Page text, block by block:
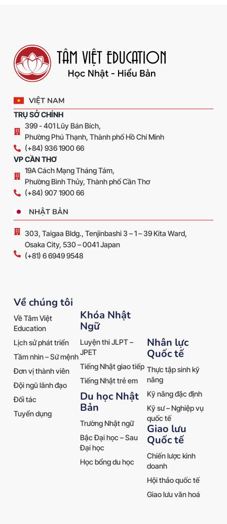
VIỆT NAM
TRỤ SỞ CHÍNH
399 - 401 Lũy Bán Bích,
Phường Phú Thạnh, Thành phố Hồ Chí Minh
(+84) 936 1900 66
VP CẦN THƠ
19A Cách Mạng Tháng Tám,
Phường Bình Thủy, Thành phố Cần Thơ
(+84) 907 1900 66
NHẬT BẢN
303, Taigaa Bldg., Tenjinbashi 3 – 1 – 39 Kita Ward,
Osaka City, 530 – 0041 Japan
(+81) 6 6949 9548
Về chúng tôi
Về Tâm Việt
Education
Lịch sử phát triển
Tầm nhìn – Sứ mệnh
Đơn vị thành viên
Đội ngũ lãnh đạo
Đối tác
Tuyển dụng
Khóa Nhật
Ngữ
Luyện thi JLPT –
JPET
Tiếng Nhật giao tiếp
Tiếng Nhật trẻ em
Du học Nhật
Bản
Trường Nhật ngữ
Bậc Đại học – Sau
Đại học
Học bổng du học
Nhân lực
Quốc tế
Thực tập sinh kỹ
năng
Kỹ năng đặc định
Kỹ sư – Nghiệp vụ
quốc tế
Giao lưu
Quốc tế
Chiến lược kinh
doanh
Hội thảo quốc tế
Giao lưu văn hoá